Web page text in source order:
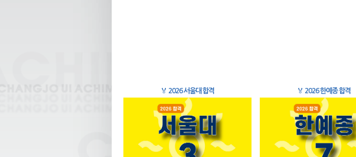
🏅 2026 서울대 합격 🏅 2026 한예종 합격